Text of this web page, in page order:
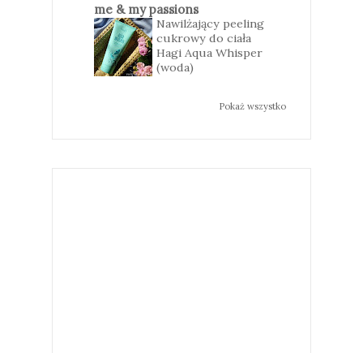
me & my passions
Nawilżający peeling
cukrowy do ciała
Hagi Aqua Whisper
(woda)
Pokaż wszystko